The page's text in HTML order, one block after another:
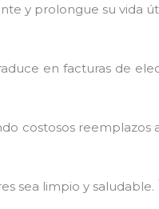
y prolongue su vida
en facturas de
costosos reemplazos
sea limpio y saludable.